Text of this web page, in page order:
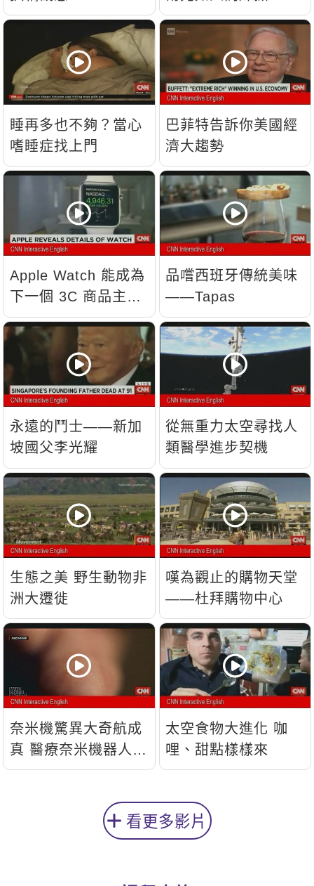
睡再多也不夠？當心
嗜睡症找上門
巴菲特告訴你美國經
濟大趨勢
Apple Watch 能成為
下一個 3C 商品主
流？
品嚐西班牙傳統美味
——Tapas
永遠的鬥士——新加
坡國父李光耀
從無重力太空尋找人
類醫學進步契機
生態之美 野生動物非
洲大遷徙
嘆為觀止的購物天堂
——杜拜購物中心
奈米機驚異大奇航成
真 醫療奈米機器人問
世
太空食物大進化 咖
哩、甜點樣樣來
看更多影片